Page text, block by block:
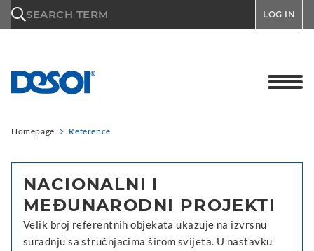
SEARCH TERM LOG IN
Homepage Reference
NACIONALNI I
MEĐUNARODNI PROJEKTI
Velik broj referentnih objekata ukazuje na izvrsnu
suradnju sa stručnjacima širom svijeta. U nastavku